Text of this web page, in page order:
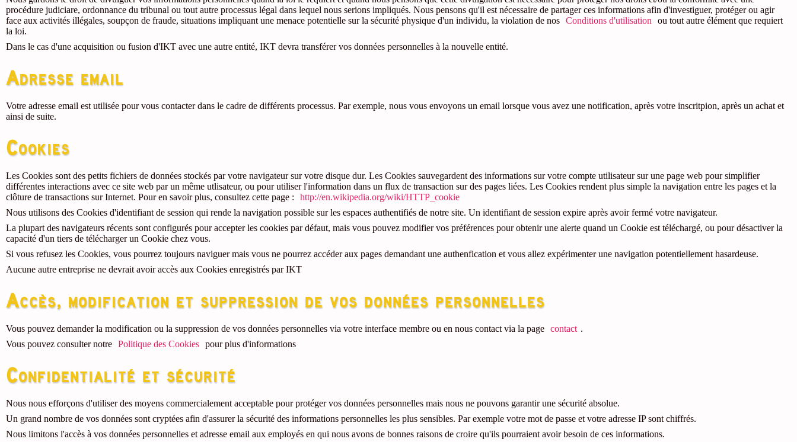
procédure judiciare, ordonnance du tribunal ou tout autre processus légal dans lequel nous serions impliqués. Nous pensons qu'il est nécessaire de partager ces informations afin d'investiguer, protéger ou agir
face aux activités illégales, soupçon de fraude, situations impliquant une menace potentielle sur la sécurité physique d'un individu, la violation de nos Conditions d'utilisation
ou tout autre élément que requiert
la loi.
Dans le cas d'une acquisition ou fusion d'IKT avec une autre entité, IKT devra transférer vos données personnelles à la nouvelle entité.
Adresse email
Votre adresse email est utilisée pour vous contacter dans le cadre de différents processus. Par exemple, nous vous envoyons un email lorsque vous avez une notification, après votre inscritpion, après un achat et
ainsi de suite.
Cookies
Les Cookies sont des petits fichiers de données stockés par votre navigateur sur votre disque dur. Les Cookies sauvegardent des informations sur votre compte utilisateur sur une page web pour simplifier
différentes interactions avec ce site web par un même utlisateur, ou pour utiliser l'information dans un flux de transaction sur des pages liées. Les Cookies rendent plus simple la navigation entre les pages et la
clôture de transactions sur Internet. Pour en savoir plus, consultez cette page :
http://en.wikipedia.org/wiki/HTTP_cookie
Nous utilisons des Cookies d'identifiant de session qui rende la navigation possible sur les espaces authentifiés de notre site. Un identifiant de session expire après avoir fermé votre navigateur.
La plupart des navigateurs récents sont configurés pour accepter les cookies par défaut, mais vous pouvez modifier vos préférences pour obtenir une alerte quand un Cookie est téléchargé, ou pour désactiver la
capacité d'un tiers de télécharger un Cookie chez vous.
Si vous refusez les Cookies, vous pourrez toujours naviguer mais vous ne pourrez accéder aux pages demandant une authenfication et vous allez expérimenter une navigation potentiellement hasardeuse.
Aucune autre entreprise ne devrait avoir accès aux Cookies enregistrés par IKT
Accès, modification et suppression de vos données personnelles
Vous pouvez demander la modification ou la suppression de vos données personnelles via votre interface membre ou en nous contact via la page contact .
Vous pouvez consulter notre Politique des Cookies pour plus d'informations
Confidentialité et sécurité
Nous nous efforçons d'utiliser des moyens commercialement acceptable pour protéger vos données personnelles mais nous ne pouvons garantir une sécurité absolue.
Un grand nombre de vos données sont cryptées afin d'assurer la sécurité des informations personnelles les plus sensibles. Par exemple votre mot de passe et votre adresse IP sont chiffrés.
Nous limitons l'accès à vos données personnelles et adresse email aux employés en qui nous avons de bonnes raisons de croire qu'ils pourraient avoir besoin de ces informations.